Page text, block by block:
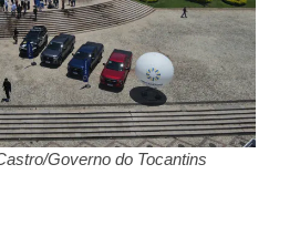
Governo do Tocantins